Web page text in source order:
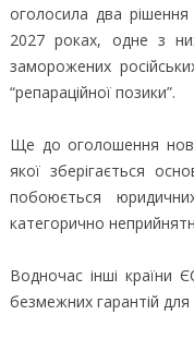
оголосила два
2027 роках, одне з
заморожених
“репараційної позики”.
Ще до оголошення
якої зберігається
побоюється
категорично
Водночас інші країни
безмежних гарантій для